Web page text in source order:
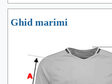
Ghid marimi